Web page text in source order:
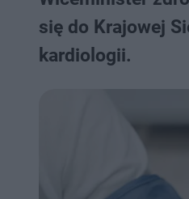
się do Krajowej
kardiologii.